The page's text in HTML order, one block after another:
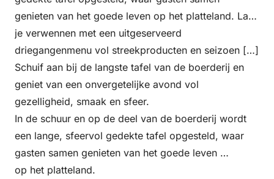
genieten van het goede leven op het platteland. Laat
je verwennen met een uitgeserveerd
driegangenmenu vol streekproducten en seizoen […]
Schuif aan bij de langste tafel van de boerderij en
geniet van een onvergetelijke avond vol
gezelligheid, smaak en sfeer.
In de schuur en op de deel van de boerderij wordt
een lange, sfeervol gedekte tafel opgesteld, waar
gasten samen genieten van het goede leven
op het platteland.